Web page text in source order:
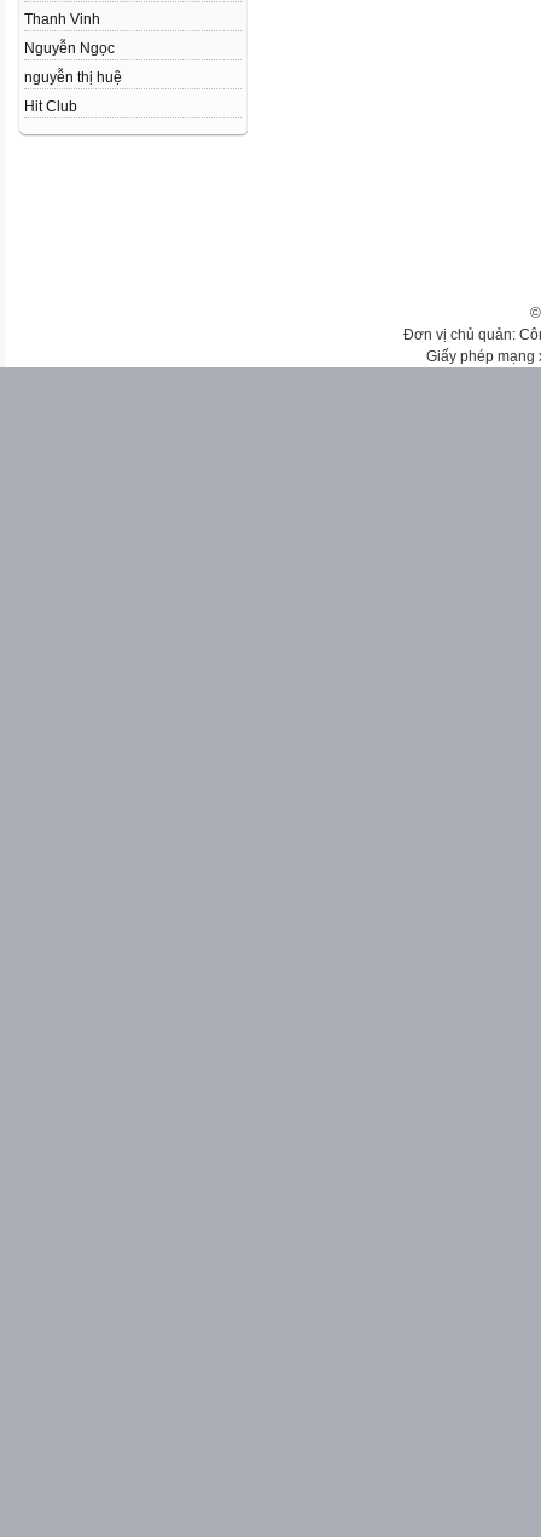
Thanh Vinh
Nguyễn Ngọc
nguyễn thị huệ
Hit Club
Đơn vị chủ quản:
Giấy phép mạng